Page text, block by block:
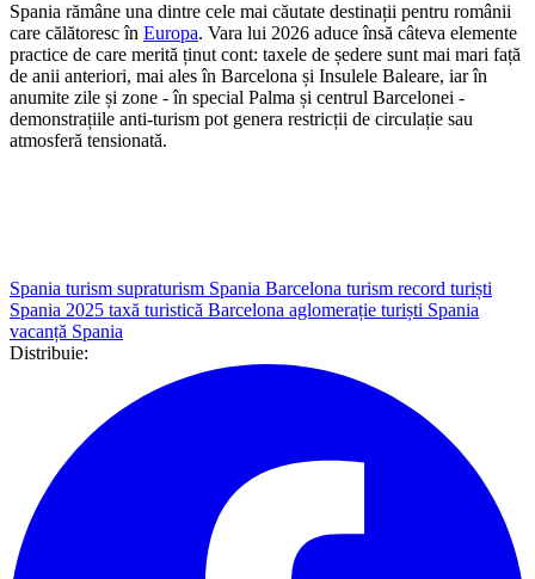
Spania rămâne una dintre cele mai căutate destinații pentru românii
care călătoresc în Europa. Vara lui 2026 aduce însă câteva elemente
practice de care merită ținut cont: taxele de ședere sunt mai mari față
de anii anteriori, mai ales în Barcelona și Insulele Baleare, iar în
anumite zile și zone - în special Palma și centrul Barcelonei -
demonstrațiile anti-turism pot genera restricții de circulație sau
atmosferă tensionată.
Spania turism supraturism Spania Barcelona turism record turiști
Spania 2025 taxă turistică Barcelona aglomerație turiști Spania
vacanță Spania
Distribuie: